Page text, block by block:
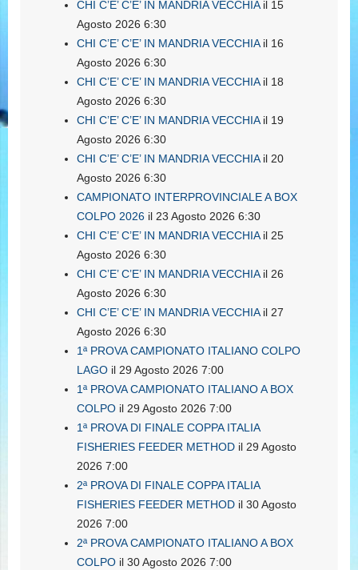
CHI C’E’ C’E’ IN MANDRIA VECCHIAil 15
Agosto 2026 6:30
CHI C’E’ C’E’ IN MANDRIA VECCHIAil 16
Agosto 2026 6:30
CHI C’E’ C’E’ IN MANDRIA VECCHIAil 18
Agosto 2026 6:30
CHI C’E’ C’E’ IN MANDRIA VECCHIAil 19
Agosto 2026 6:30
CHI C’E’ C’E’ IN MANDRIA VECCHIAil 20
Agosto 2026 6:30
CAMPIONATO INTERPROVINCIALE A BOX
COLPO 2026 il 23 Agosto 2026 6:30
CHI C’E’ C’E’ IN MANDRIA VECCHIAil 25
Agosto 2026 6:30
CHI C’E’ C’E’ IN MANDRIA VECCHIAil 26
Agosto 2026 6:30
CHI C’E’ C’E’ IN MANDRIA VECCHIAil 27
Agosto 2026 6:30
1ª PROVA CAMPIONATO ITALIANO COLPO
LAGO il 29 Agosto 2026 7:00
1ª PROVA CAMPIONATO ITALIANO A BOX
COLPO il 29 Agosto 2026 7:00
1ª PROVA DI FINALE COPPA ITALIA
FISHERIES FEEDER METHOD il 29 Agosto
2026 7:00
2ª PROVA DI FINALE COPPA ITALIA
FISHERIES FEEDER METHOD il 30 Agosto
2026 7:00
2ª PROVA CAMPIONATO ITALIANO A BOX
COLPO il 30 Agosto 2026 7:00